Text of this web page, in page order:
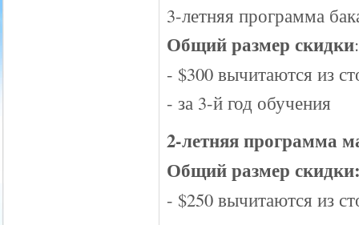
3-летняя программа
Общий размер скидки
- $300 вычитаются из
- за 3-й год обучения
2-летняя программа
Общий размер
- $250 вычитаются из